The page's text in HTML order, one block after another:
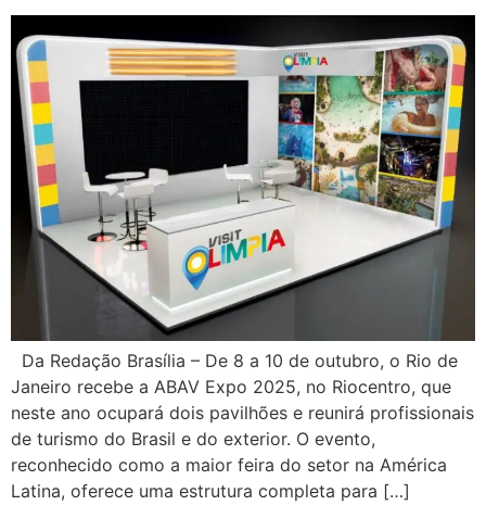
Da Redação Brasília – De 8 a 10 de outubro, o Rio de
Janeiro recebe a ABAV Expo 2025, no Riocentro, que
neste ano ocupará dois pavilhões e reunirá profissionais
de turismo do Brasil e do exterior. O evento,
reconhecido como a maior feira do setor na América
Latina, oferece uma estrutura completa para […]